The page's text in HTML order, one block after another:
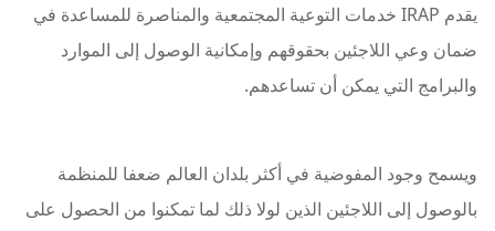
يقدم IRAP خدمات التوعية المجتمعية والمناصرة للمساعدة في
ضمان وعي اللاجئين بحقوقهم وإمكانية الوصول إلى الموارد
والبرامج التي يمكن أن تساعدهم.
ويسمح وجود المفوضية في أكثر بلدان العالم ضعفا للمنظمة
بالوصول إلى اللاجئين الذين لولا ذلك لما تمكنوا من الحصول على